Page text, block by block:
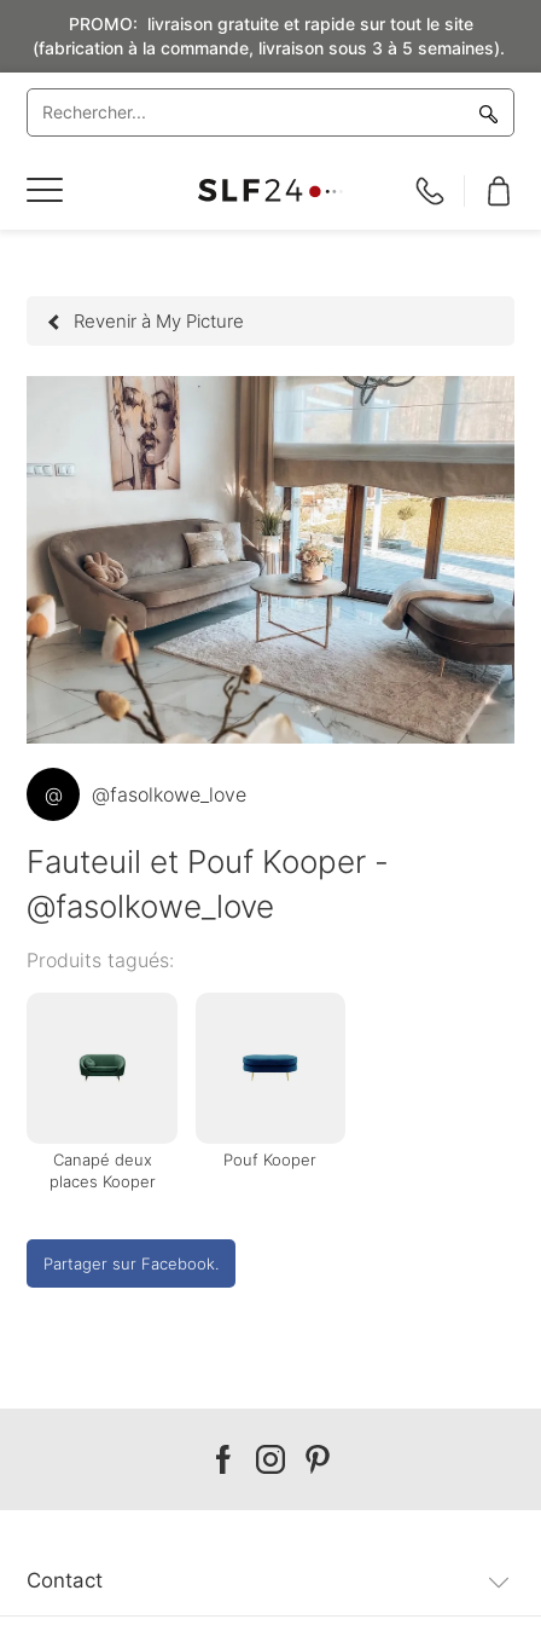
PROMO: livraison gratuite et rapide sur tout le site
(fabrication à la commande, livraison sous 3 à 5 semaines).
Basculer
Revenir à My Picture
@ @fasolkowe_love
Fauteuil et Pouf Kooper -
@fasolkowe_love
Produits tagués:
Canapé deux
places Kooper
Pouf Kooper
Partager sur Facebook.
Our
Our
Our
Contact